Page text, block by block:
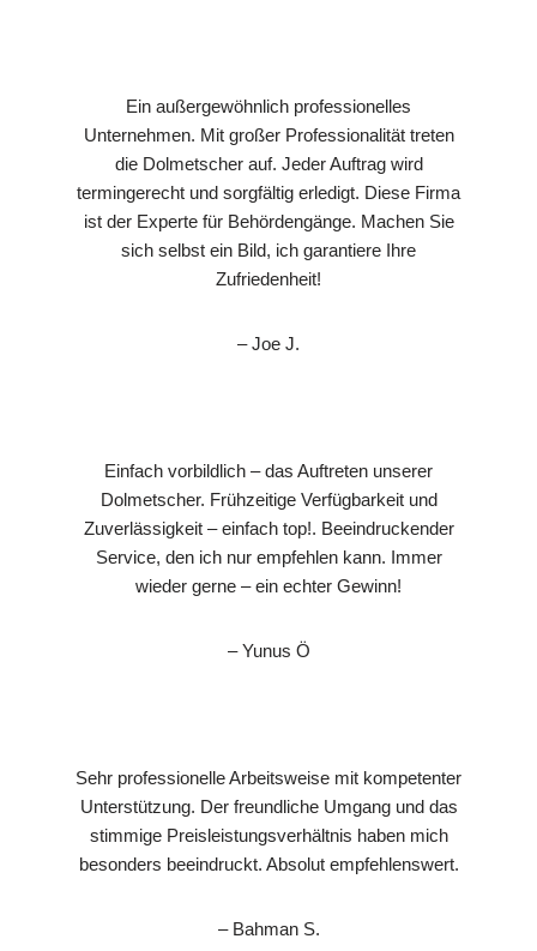
Ein außergewöhnlich professionelles
Unternehmen. Mit großer Professionalität treten
die Dolmetscher auf. Jeder Auftrag wird
termingerecht und sorgfältig erledigt. Diese Firma
ist der Experte für Behördengänge. Machen Sie
sich selbst ein Bild, ich garantiere Ihre
Zufriedenheit!
– Joe J.
Einfach vorbildlich – das Auftreten unserer
Dolmetscher. Frühzeitige Verfügbarkeit und
Zuverlässigkeit – einfach top!. Beeindruckender
Service, den ich nur empfehlen kann. Immer
wieder gerne – ein echter Gewinn!
– Yunus Ö
Sehr professionelle Arbeitsweise mit kompetenter
Unterstützung. Der freundliche Umgang und das
stimmige Preisleistungsverhältnis haben mich
besonders beeindruckt. Absolut empfehlenswert.
– Bahman S.